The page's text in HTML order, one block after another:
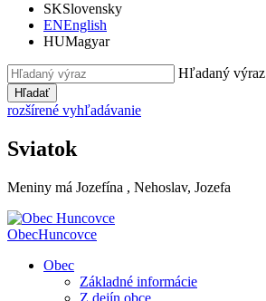
SKSlovensky
ENEnglish
HUMagyar
Hľadaný výraz
Hľadať
rozšírené vyhľadávanie
Sviatok
Meniny má Jozefína , Nehoslav, Jozefa
ObecHuncovce
Obec
Základné informácie
Z dejín obce